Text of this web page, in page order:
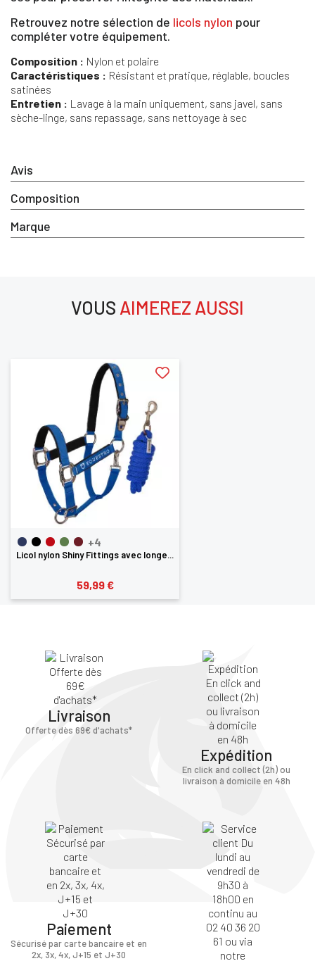
Avis
Composition
Marque
Retrouvez notre sélection de licols nylon pour
compléter votre équipement.
Composition : Nylon et polaire
Caractéristiques : Résistant et pratique, réglable, boucles
satinées
Entretien : Lavage à la main uniquement, sans javel, sans
sèche-linge, sans repassage, sans nettoyage à sec
VOUS AIMEREZ AUSSI
+4
Licol nylon Shiny Fittings avec longe...
59,99 €
Livraison
Offerte dès 69€ d'achats*
Expédition
En click and collect (2h) ou
livraison à domicile en 48h
Paiement
Sécurisé par carte bancaire et en
2x, 3x, 4x, J+15 et J+30
×
Vous devez être connecté pour enregistrer des
produits dans votre liste d'envie
ANNULER CONNECTER